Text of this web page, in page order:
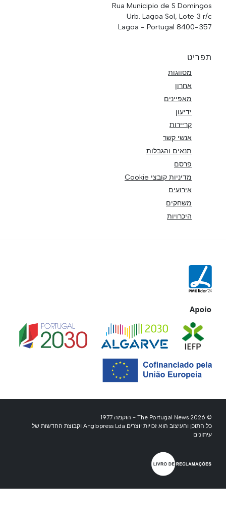
Rua Municipio de S Domingos
Urb. Lagoa Sol, Lote 3 r/c
8400-357 Lagoa - Portugal
תפריט
מסווגות
אחרון
מאפיינים
ידיעון
קריירות
אנשי קשר
תנאים והגבלות
פרסם
מדיניות קובצי Cookie
אירועים
משחקים
היכרויות
Apoio
© 2026 The Portugal News - הוקמה 1977
כל התוכן והעיצוב הוא זכויות יוצרים Anglopress Lda וקבוצת החדשות של
עיתונים